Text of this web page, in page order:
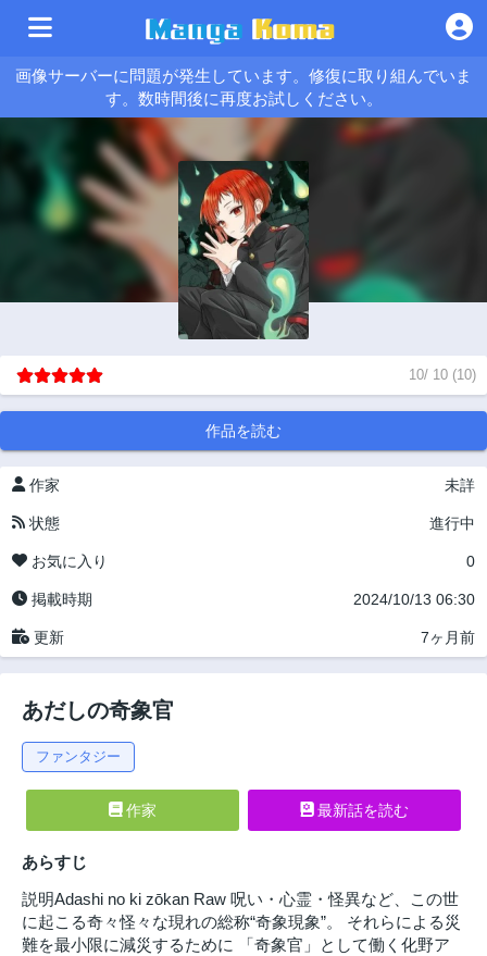
画像サーバーに問題が発生しています。修復に取り組んでいま
す。数時間後に再度お試しください。
10/ 10 (10)
作品を読む
作家 未詳
状態 進行中
お気に入り 0
掲載時期 2024/10/13 06:30
更新 7ヶ月前
あだしの奇象官
ファンタジー
作家 最新話を読む
あらすじ
説明Adashi no ki zōkan Raw 呪い・心霊・怪異など、この世
に起こる奇々怪々な現れの総称“奇象現象”。 それらによる災
難を最小限に減災するために 「奇象官」として働く化野ア